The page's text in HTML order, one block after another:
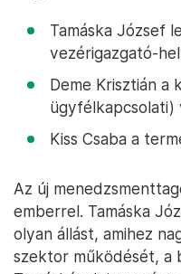
Tamáska József
vezérigazgató-
Deme Krisztián a
ügyfélkapcsolati)
Kiss Csaba a
Az új
emberrel. Tamáska
olyan állást, amihez
szektor működését, a